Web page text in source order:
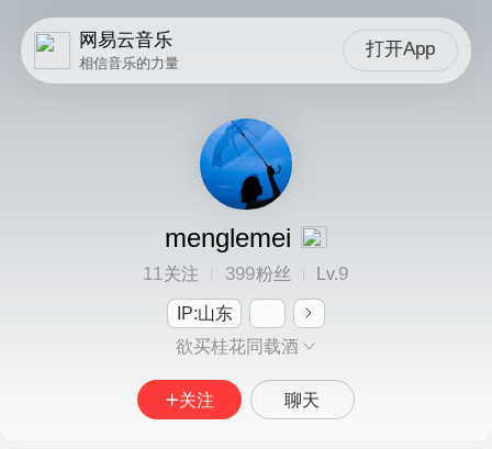
网易云音乐
相信音乐的力量
打开App
menglemei
11关注 399粉丝 Lv.9
IP:山东
欲买桂花同载酒
关注 聊天